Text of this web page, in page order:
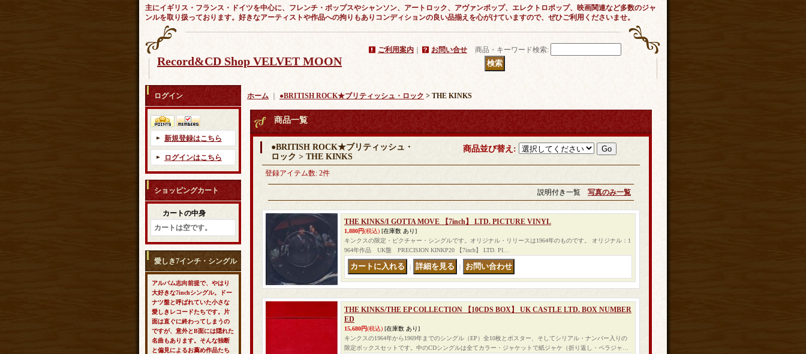
主にイギリス・フランス・ドイツを中心に、フレンチ・ポップスやシャンソン、アートロック、アヴァンポップ、エレクトロポップ、映画関連など多数のジャ
ンルを取り扱っております。好きなアーティストや作品への拘りもありコンディションの良い品揃えを心がけていますので、ぜひご利用くださいませ。
Record&CD Shop VELVET MOON
ご利用案内 お問い合せ 商品・キーワード検索:
ログイン
新規登録はこちら
ログインはこちら
ショッピングカート
カートの中身
カートは空です。
愛しき7インチ・シングル
アルバム志向前提で、やはり
大好きな7inchシングル。ドー
ナツ盤と呼ばれていた小さな
愛しきレコードたちです。片
面は直ぐに終わってしまうの
ですが、意外とB面には隠れた
名曲もあります。そんな独断
と偏見によるお薦め作品たち
ホーム ●BRITISH ROCK★ブリティッシュ・ロック > THE KINKS
商品一覧
●BRITISH ROCK★ブリティッシュ・
ロック > THE KINKS
商品並び替え :
登録アイテム数: 2件
説明付き一覧 写真のみ一覧
THE KINKS/I GOTTA MOVE 【7inch】 LTD. PICTURE VINYL
1,880円(税込) [在庫数 あり]
キンクスの限定・ピクチャー・シングルです。オリジナル・リリースは1964年のものです。 オリジナル：1
964年作品 UK盤 PRECISION KINKP20 【7inch】 LTD. PI…
THE KINKS/THE EP COLLECTION 【10CDS BOX】 UK CASTLE LTD. BOX NUMBER
ED
15,680円(税込) [在庫数 あり]
キンクスの1964年から1969年までのシングル（EP）全10枚とポスター、そしてシリアル・ナンバー入りの
限定ボックスセットです。中のCDシングルは全てカラー・ジャケットで紙ジャケ（折り返し・ペラジャ…